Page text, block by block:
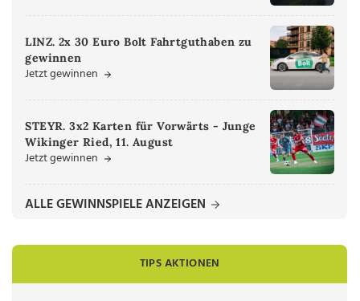
LINZ. 2x 30 Euro Bolt Fahrtguthaben zu
gewinnen
Jetzt gewinnen
STEYR. 3x2 Karten für Vorwärts - Junge
Wikinger Ried, 11. August
Jetzt gewinnen
ALLE GEWINNSPIELE ANZEIGEN
TIPS AKTIONEN